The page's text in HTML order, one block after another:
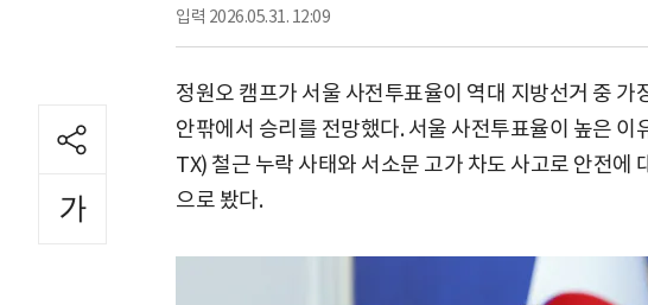
입력 2026.05.31. 12:09
정원오 캠프가 서울 사전투표율이 역대 지방선거 중
안팎에서 승리를 전망했다. 서울 사전투표율이 높은
TX) 철근 누락 사태와 서소문 고가 차도 사고로 안전에
으로 봤다.